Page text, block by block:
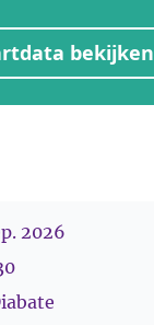
bekijken
2026